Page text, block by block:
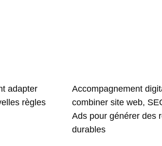
adapter
règles
Accompagnement
combiner site web,
Ads pour générer des
durables